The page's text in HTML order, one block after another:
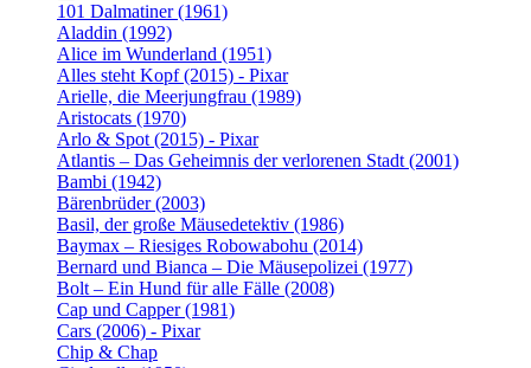
101 Dalmatiner (1961)
Aladdin (1992)
Alice im Wunderland (1951)
Alles steht Kopf (2015) - Pixar
Arielle, die Meerjungfrau (1989)
Aristocats (1970)
Arlo & Spot (2015) - Pixar
Atlantis – Das Geheimnis der verlorenen Stadt (2001)
Bambi (1942)
Bärenbrüder (2003)
Basil, der große Mäusedetektiv (1986)
Baymax – Riesiges Robowabohu (2014)
Bernard und Bianca – Die Mäusepolizei (1977)
Bolt – Ein Hund für alle Fälle (2008)
Cap und Capper (1981)
Cars (2006) - Pixar
Chip & Chap